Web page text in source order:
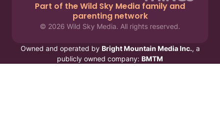
Part of the Wild Sky Media family and
parenting network
© 2026 Wild Sky Media. All rights reserved.
Owned and operated by Bright Mountain Media Inc., a
publicly owned company: BMTM